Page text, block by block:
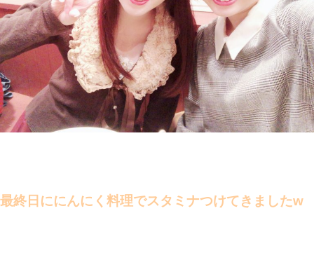
最終日ににんにく料理でスタミナつけてきましたw